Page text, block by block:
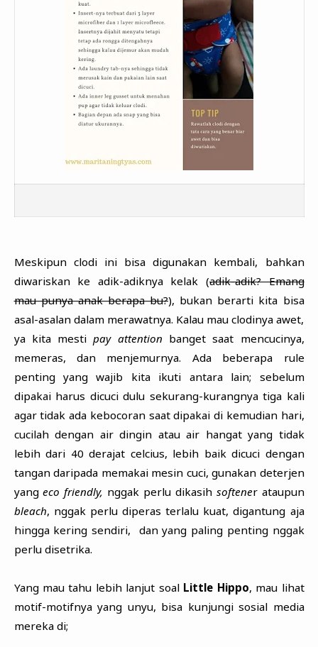
Meskipun clodi ini bisa digunakan kembali, bahkan
diwariskan ke adik-adiknya kelak (adik-adik? Emang
mau punya anak berapa bu?), bukan berarti kita bisa
asal-asalan dalam merawatnya. Kalau mau clodinya awet,
ya kita mestipay attention banget saat mencucinya,
memeras, dan menjemurnya. Ada beberapa rule
penting yang wajib kita ikuti antara lain; sebelum
dipakai harus dicuci dulu sekurang-kurangnya tiga kali
agar tidak ada kebocoran saat dipakai di kemudian hari,
cucilah dengan air dingin atau air hangat yang tidak
lebih dari 40 derajat celcius, lebih baik dicuci dengan
tangan daripada memakai mesin cuci, gunakan deterjen
yangeco friendly, nggak perlu dikasih softener ataupun
bleach, nggak perlu diperas terlalu kuat, digantung aja
hingga kering sendiri, dan yang paling penting nggak
perlu disetrika.
Yang mau tahu lebih lanjut soal Little Hippo, mau lihat
motif-motifnya yang unyu, bisa kunjungi sosial media
mereka di;